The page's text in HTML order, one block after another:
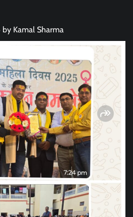
by Kamal Sharma